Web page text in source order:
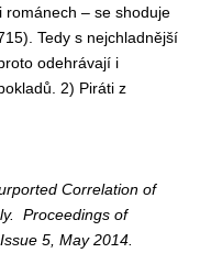
– se shoduje
Tedy s nejchladnější
odehrávají i
2) Piráti z
Correlation of
Proceedings of
5, May 2014.